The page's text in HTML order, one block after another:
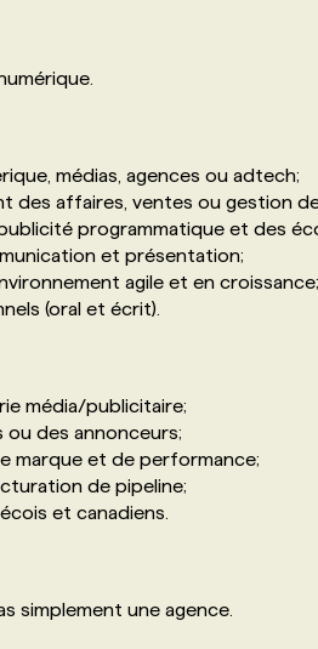
médias, agences ou adtech;
des affaires, ventes ou gestion
programmatique et des
et présentation;
agile et en croissance;
(oral et écrit).
média/publicitaire;
ou des annonceurs;
marque et de performance;
de pipeline;
et canadiens.
simplement une agence.